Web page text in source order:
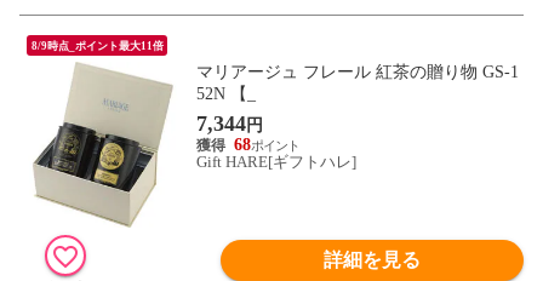
8/9時点_ポイント最大11倍
マリアージュ フレール 紅茶の贈り物 GS-1
52N 【_
7,344円
68
Gift HARE[ギフトハレ]
詳細を見る